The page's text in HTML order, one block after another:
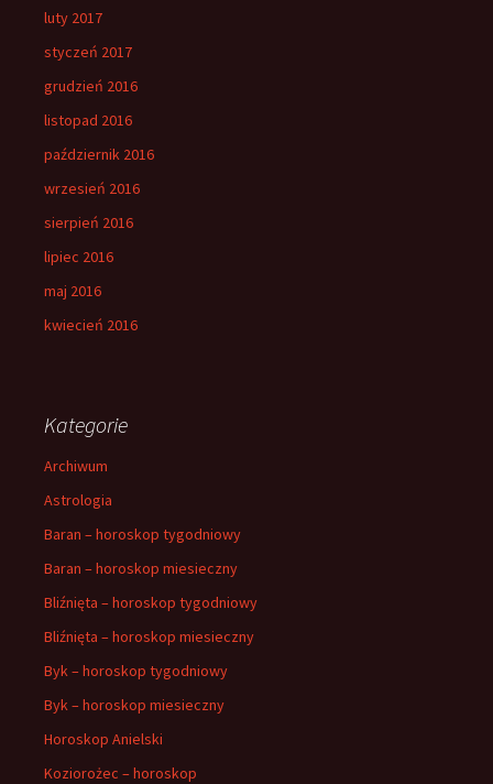
luty 2017
styczeń 2017
grudzień 2016
listopad 2016
październik 2016
wrzesień 2016
sierpień 2016
lipiec 2016
maj 2016
kwiecień 2016
Kategorie
Archiwum
Astrologia
Baran – horoskop tygodniowy
Baran – horoskop miesieczny
Bliźnięta – horoskop tygodniowy
Bliźnięta – horoskop miesieczny
Byk – horoskop tygodniowy
Byk – horoskop miesieczny
Horoskop Anielski
Koziorożec – horoskop